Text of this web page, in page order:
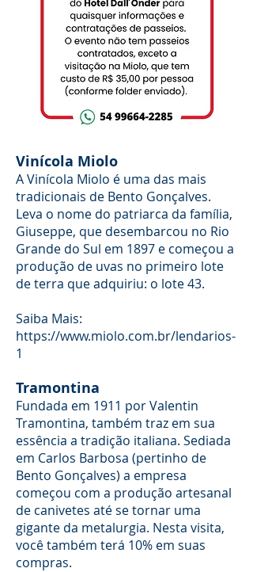
PASSE
ARAM
CIDAD
E DE
ENCA
O
-
CAMIN
HOS
DO
Vinícola Miolo
A Vinícola Miolo é uma das mais
tradicionais de Bento Gonçalves.
Leva o nome do patriarca da família,
Giuseppe, que desembarcou no Rio
Grande do Sul em 1897 e começou a
produção de uvas no primeiro lote
de terra que adquiriu: o lote 43.
Saiba Mais:
https://www.miolo.com.br/lendarios-
1
Tramontina
Fundada em 1911 por Valentin
Tramontina, também traz em sua
essência a tradição italiana. Sediada
em Carlos Barbosa (pertinho de
Bento Gonçalves) a empresa
começou com a produção artesanal
de canivetes até se tornar uma
gigante da metalurgia. Nesta visita,
você também terá 10% em suas
compras.